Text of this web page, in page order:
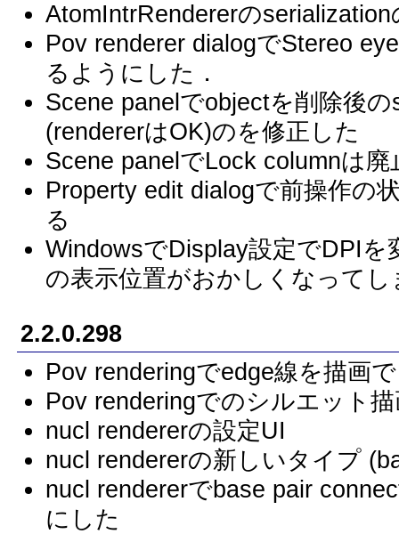
AtomIntrRendererの
Pov renderer dialogでStereo
るようにした．
Scene panelでobjectを削除後
(rendererはOK)のを修正した
Scene panelでLock columnは廃
Property edit dialogで前操作の
る
WindowsでDisplay設定でDPI
の表示位置がおかしくなって
2.2.0.298
Pov renderingでedge線を描画
Pov renderingでのシルエット
nucl rendererの設定UI
nucl rendererの新しいタイプ
nucl rendererでbase pair
にした